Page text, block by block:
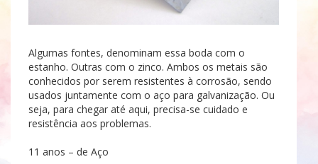
Algumas fontes, denominam essa boda com o
estanho. Outras com o zinco. Ambos os metais são
conhecidos por serem resistentes à corrosão, sendo
usados juntamente com o aço para galvanização. Ou
seja, para chegar até aqui, precisa-se cuidado e
resistência aos problemas.
11 anos – de Aço